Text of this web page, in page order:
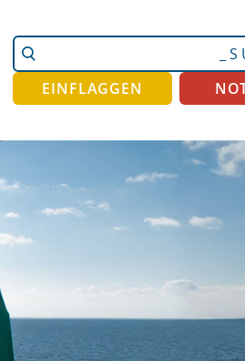
Website
durchsuchen
Erweiterte
Suche…
EINFLAGGEN